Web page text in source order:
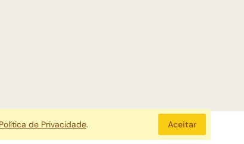
Política de Privacidade. Aceitar